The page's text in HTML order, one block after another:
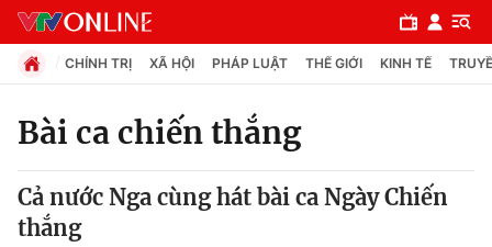
Chuyên mục
Chính trị
CHÍNH TRỊ XÃ HỘI PHÁP LUẬT THẾ GIỚI KINH TẾ
Bài ca chiến thắng
Cả nước Nga cùng hát bài ca Ngày Chiến
thắng